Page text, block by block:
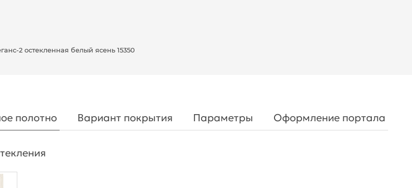
2 остекленная белый ясень 15350
полотно Вариант покрытия Параметры Оформление портала